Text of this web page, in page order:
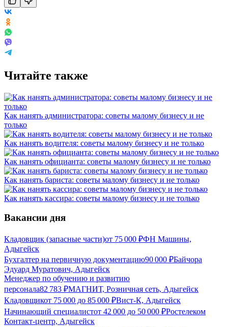
Читайте также
Как нанять администратора: советы малому бизнесу и не
только
Как нанять водителя: советы малому бизнесу и не только
Как нанять официанта: советы малому бизнесу и не только
Как нанять бариста: советы малому бизнесу и не только
Как нанять кассира: советы малому бизнесу и не только
Вакансии дня
Кладовщик (запасные части)от 75 000 ₽ФН Машины,
Адыгейск
Бухгалтер на первичную документацию90 000 ₽Байчора
Эдуард Муратович, Адыгейск
Менеджер по обучению и развитию
персонала82 783 ₽МАГНИТ, Розничная сеть, Адыгейск
Кладовщикот 75 000 до 85 000 ₽Вист-К, Адыгейск
Начинающий специалистот 42 000 до 50 000 ₽Ростелеком
Контакт-центр, Адыгейск